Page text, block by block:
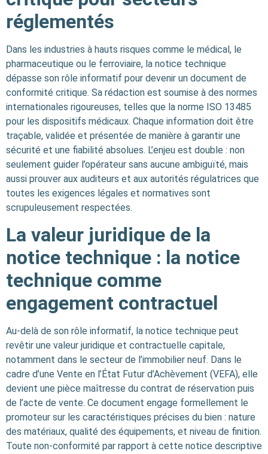
réglementés
Dans les industries à hauts risques comme le médical, le
pharmaceutique ou le ferroviaire, la notice technique
dépasse son rôle informatif pour devenir un document de
conformité critique. Sa rédaction est soumise à des normes
internationales rigoureuses, telles que la norme ISO 13485
pour les dispositifs médicaux. Chaque information doit être
traçable, validée et présentée de manière à garantir une
sécurité et une fiabilité absolues. L’enjeu est double : non
seulement guider l’opérateur sans aucune ambiguïté, mais
aussi prouver aux auditeurs et aux autorités régulatrices que
toutes les exigences légales et normatives sont
scrupuleusement respectées.
La valeur juridique de la
notice technique : la notice
technique comme
engagement contractuel
Au-delà de son rôle informatif, la notice technique peut
revêtir une valeur juridique et contractuelle capitale,
notamment dans le secteur de l’immobilier neuf. Dans le
cadre d’une Vente en l’État Futur d’Achèvement (VEFA), elle
devient une pièce maîtresse du contrat de réservation puis
de l’acte de vente. Ce document engage formellement le
promoteur sur les caractéristiques précises du bien : nature
des matériaux, qualité des équipements, et niveau de finition.
Toute non-conformité par rapport à cette notice descriptive